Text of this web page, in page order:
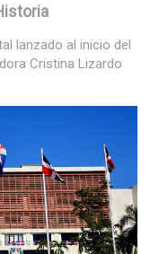
lanzado al inicio del
Cristina Lizardo